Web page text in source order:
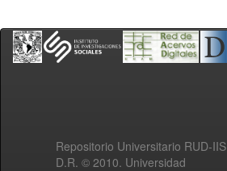
Repositorio Universitario RUD-IIS
D.R. © 2010. Universidad